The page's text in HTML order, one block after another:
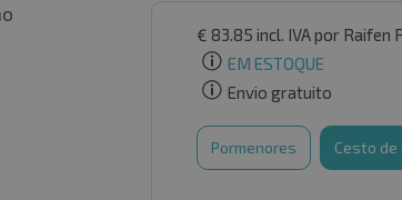
€ 83.85 incl. IVApor Raifen
EM ESTOQUE
Envio gratuito
Pormenores Cesto de